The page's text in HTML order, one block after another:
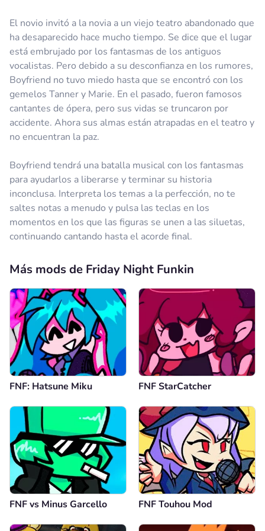
El novio invitó a la novia a un viejo teatro abandonado que
ha desaparecido hace mucho tiempo. Se dice que el lugar
está embrujado por los fantasmas de los antiguos
vocalistas. Pero debido a su desconfianza en los rumores,
Boyfriend no tuvo miedo hasta que se encontró con los
gemelos Tanner y Marie. En el pasado, fueron famosos
cantantes de ópera, pero sus vidas se truncaron por
accidente. Ahora sus almas están atrapadas en el teatro y
no encuentran la paz.
Boyfriend tendrá una batalla musical con los fantasmas
para ayudarlos a liberarse y terminar su historia
inconclusa. Interpreta los temas a la perfección, no te
saltes notas a menudo y pulsa las teclas en los
momentos en los que las figuras se unen a las siluetas,
continuando cantando hasta el acorde final.
Más mods de Friday Night Funkin
FNF: Hatsune Miku FNF StarCatcher
FNF vs Minus Garcello FNF Touhou Mod